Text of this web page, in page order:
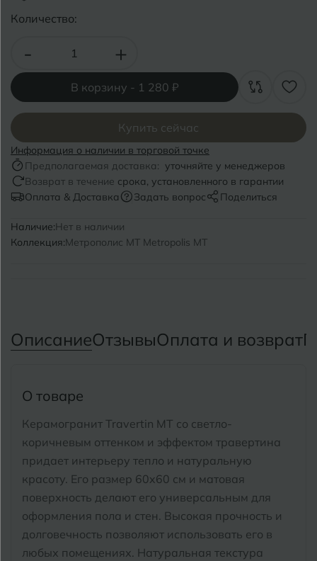
Количество:
- +
В корзину - 1 280 ₽
Купить сейчас
Информация о наличии в торговой точке
Предполагаемая доставка: уточняйте у менеджеров
Возврат в течение срока, установленного в гарантии
Оплата & Доставка
Задать вопрос Поделиться
Наличие:Нет в наличии
Коллекция:Метрополис MT Metropolis MT
ОписаниеОтзывыОплата и возврат
О товаре
Керамогранит Travertin MT со светло-
коричневым оттенком и эффектом травертина
придает интерьеру тепло и натуральную
красоту. Его размер 60x60 см и матовая
поверхность делают его универсальным для
оформления пола и стен. Высокая прочность и
долговечность позволяют использовать его в
любых помещениях. Натуральная текстура
Волгодонск
Воронеж
Воткинск
Г Геленджик
Е
Иваново
Ижевск
Казань
Кемерово
Симферополь
Славянск-на-Кубани
Смоленск
Сосновый Бор
Сочи
Сыктывкар
Тольятти
Томск
Тула
Тюмень